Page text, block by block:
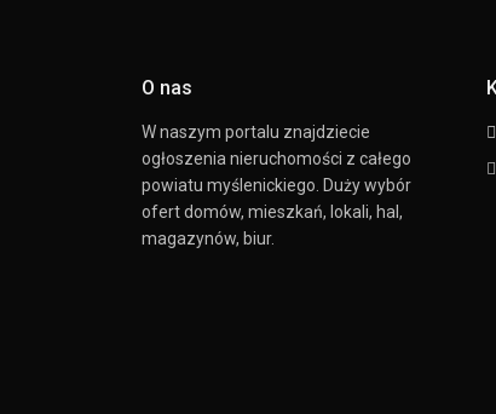
O nas
W naszym portalu znajdziecie
ogłoszenia nieruchomości z całego
powiatu myślenickiego. Duży wybór
ofert domów, mieszkań, lokali, hal,
magazynów, biur.